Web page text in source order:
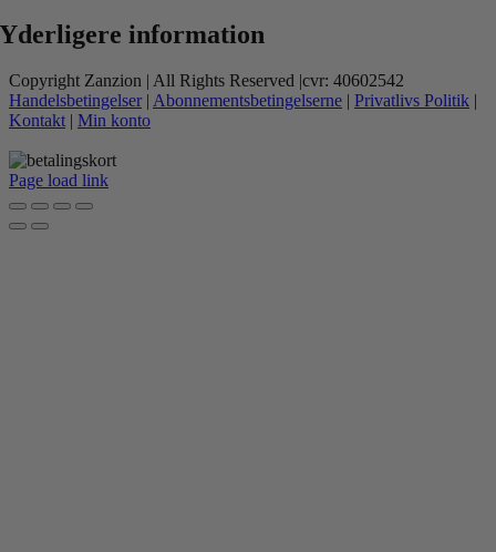
Yderligere information
Copyright Zanzion | All Rights Reserved |cvr: 40602542
Handelsbetingelser | Abonnementsbetingelserne | Privatlivs Politik |
Kontakt | Min konto
Page load link